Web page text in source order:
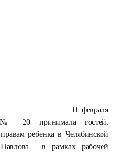
11 февраля
№ 20 принимала гостей.
ребенка в Челябинской
Павлова в рамках рабочей